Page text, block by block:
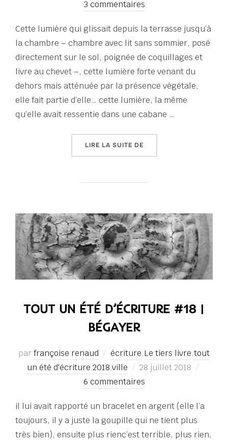
le
3 commentaires
Cette lumière qui glissait depuis la terrasse jusqu’à
la chambre – chambre avec lit sans sommier, posé
directement sur le sol, poignée de coquillages et
livre au chevet –, cette lumière forte venant du
dehors mais atténuée par la présence végétale,
elle fait partie d’elle… cette lumière, la même
qu’elle avait ressentie dans une cabane …
LIRE LA SUITE DE« TOUT UN ÉTÉ
TOUT UN ÉTÉ D’ÉCRITURE #18 |
BÉGAYER
parfrançoise renaud écriture,Le tiers livre,tout
un été d'écriture 2018,ville
Publié
le
28 juillet 2018
6 commentaires
il lui avait rapporté un bracelet en argent (elle l’a
toujours, il y a juste la goupille qui ne tient plus
très bien), ensuite plus rienc’est terrible, plus rien,